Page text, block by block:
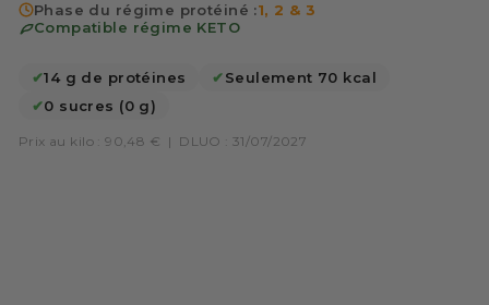
Phase du régime protéiné :1, 2 & 3
Compatible régime KETO
✔14 g de protéines ✔Seulement 70 kcal
✔0 sucres (0 g)
Prix au kilo : 90,48 € | DLUO : 31/07/2027